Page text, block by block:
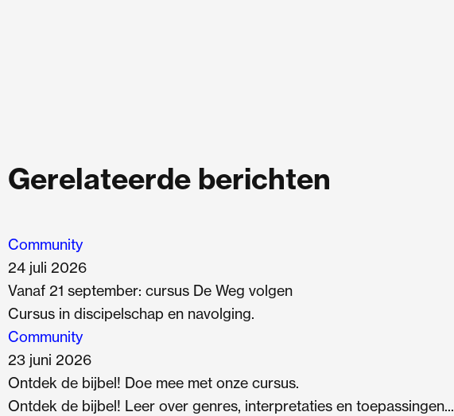
Gerelateerde berichten
Community
24 juli 2026
Vanaf 21 september: cursus De Weg volgen
Cursus in discipelschap en navolging.
Community
23 juni 2026
Ontdek de bijbel! Doe mee met onze cursus.
Ontdek de bijbel! Leer over genres, interpretaties en toepassingen...